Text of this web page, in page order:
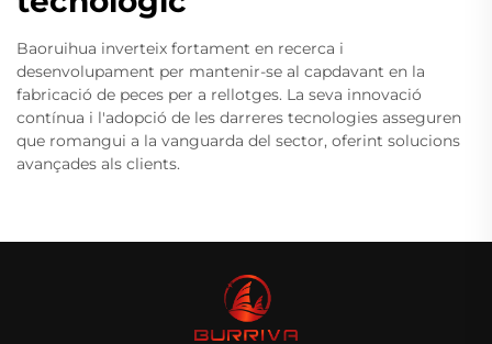
Baoruihua inverteix fortament en recerca i
desenvolupament per mantenir-se al capdavant en la
fabricació de peces per a rellotges. La seva innovació
contínua i l'adopció de les darreres tecnologies asseguren
que romangui a la vanguarda del sector, oferint solucions
avançades als clients.